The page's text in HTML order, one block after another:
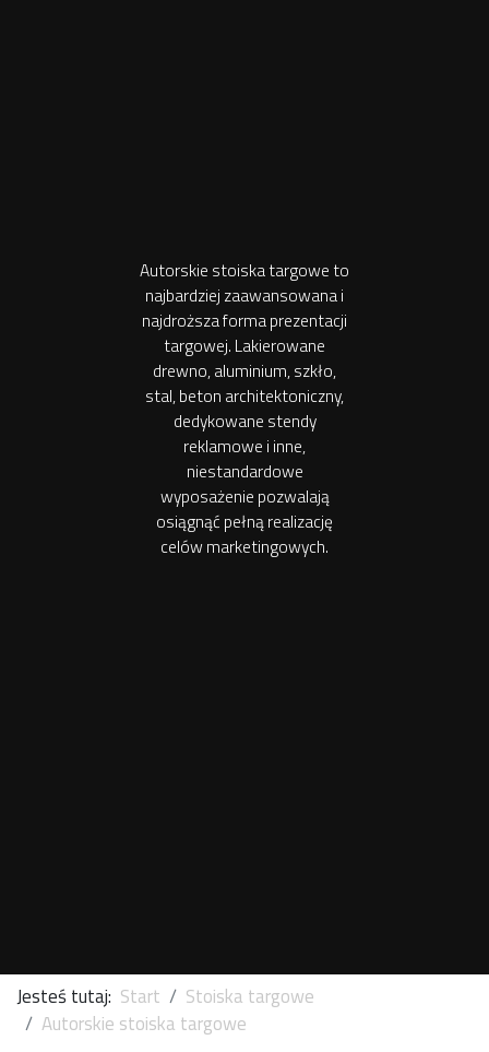
Autorskie stoiska targowe to
najbardziej zaawansowana i
najdroższa forma prezentacji
targowej. Lakierowane
drewno, aluminium, szkło,
stal, beton architektoniczny,
dedykowane stendy
reklamowe i inne,
niestandardowe
wyposażenie pozwalają
osiągnąć pełną realizację
celów marketingowych.
Jesteś tutaj: Start
Stoiska targowe
Autorskie stoiska targowe